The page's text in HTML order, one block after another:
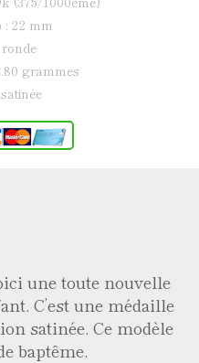
: 22 mm
ronde
grammes
une toute nouvelle
C’est une médaille
satinée. Ce modèle
baptême.